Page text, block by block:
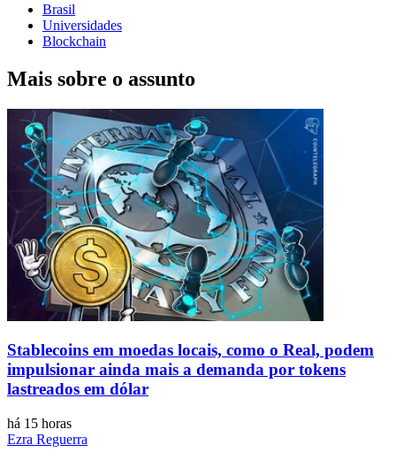
Brasil
Universidades
Blockchain
Mais sobre o assunto
Stablecoins ​​em moedas locais, como o Real, podem
impulsionar ainda mais a demanda por tokens
lastreados em dólar
há 15 horas
Ezra Reguerra